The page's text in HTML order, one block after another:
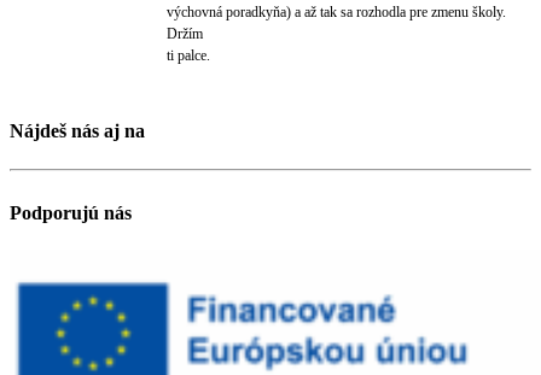
výchovná poradkyňa) a až tak sa rozhodla pre zmenu školy.
Držím
ti palce.
Nájdeš nás aj na
Podporujú nás